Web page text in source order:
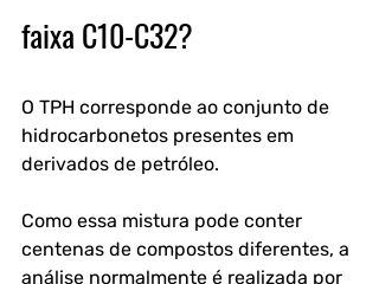
faixa C10-C32?
O TPH corresponde ao conjunto de
hidrocarbonetos presentes em
derivados de petróleo.
Como essa mistura pode conter
centenas de compostos diferentes, a
análise normalmente é realizada por